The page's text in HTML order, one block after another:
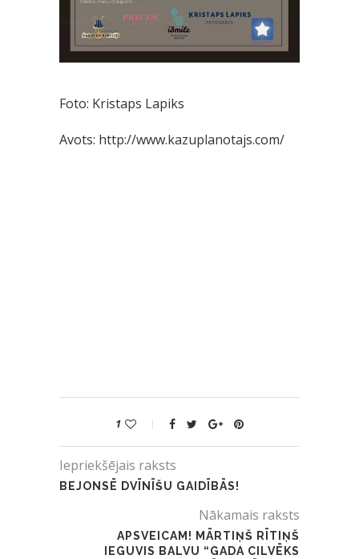
Foto: Kristaps Lapiks
Avots: http://www.kazuplanotajs.com/
1
Iepriekšējais raksts
BEJONSĒ DVĪNĪŠU GAIDĪBĀS!
Nākamais raksts
APSVEICAM! MĀRTIŅŠ RĪTIŅŠ
IEGUVIS BALVU “GADA CILVĒKS